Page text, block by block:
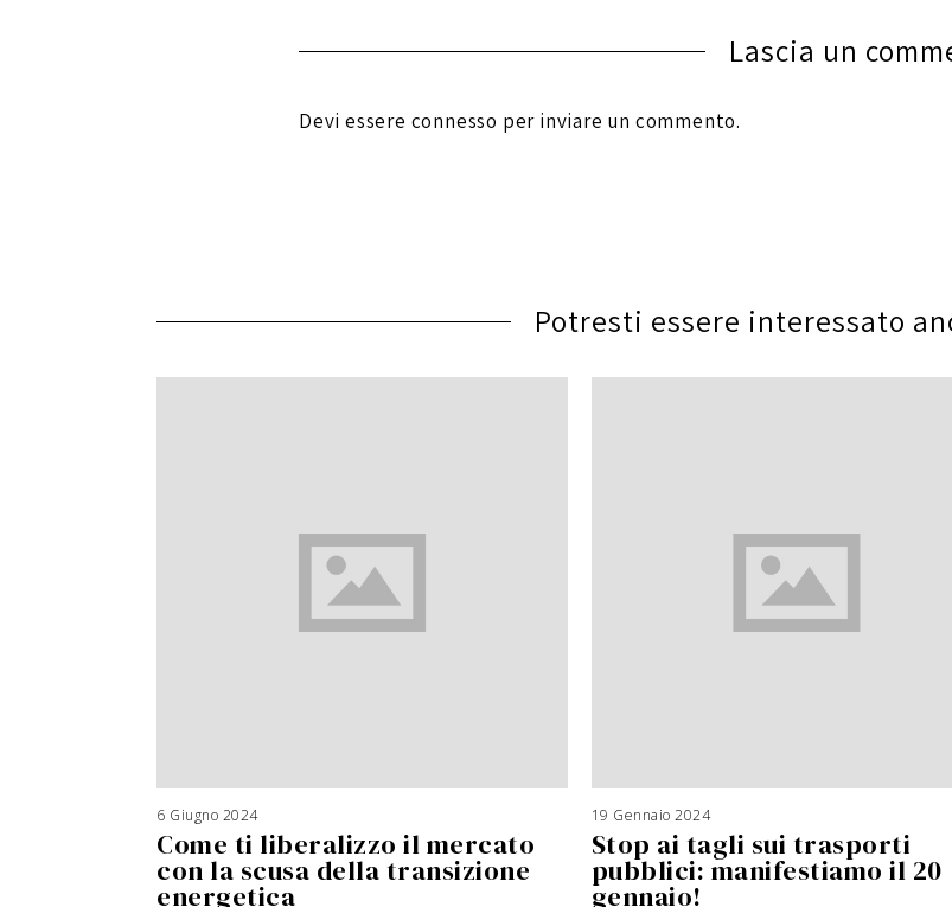
Lascia un
Devi essere connesso per inviare un commento.
Potresti essere interessato
6 Giugno 2024
Come ti liberalizzo il mercato
con la scusa della transizione
energetica
19 Gennaio 2024
Stop ai tagli sui trasporti
pubblici: manifestiamo il 20
gennaio!